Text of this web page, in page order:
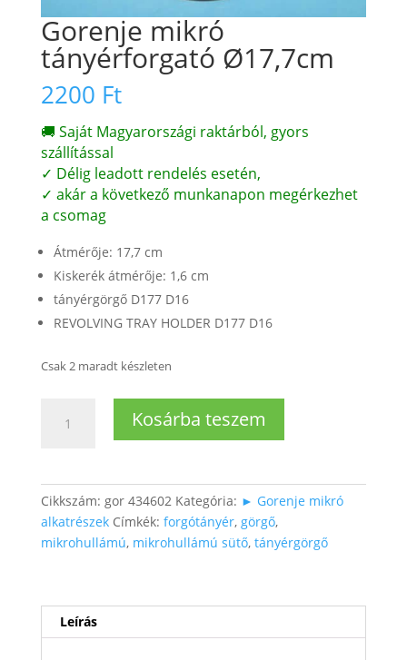
Gorenje mikró
tányérforgató Ø17,7cm
2200 Ft
🚚 Saját Magyarországi raktárból, gyors
szállítással
✓ Délig leadott rendelés esetén,
✓ akár a következő munkanapon megérkezhet
a csomag
Átmérője: 17,7 cm
Kiskerék átmérője: 1,6 cm
tányérgörgő D177 D16
REVOLVING TRAY HOLDER D177 D16
Csak 2 maradt készleten
mikró
mennyiség
Kosárba teszem
Cikkszám: gor 434602 Kategória: ► Gorenje mikró
alkatrészek Címkék: forgótányér, görgő,
mikrohullámú, mikrohullámú sütő, tányérgörgő
Leírás